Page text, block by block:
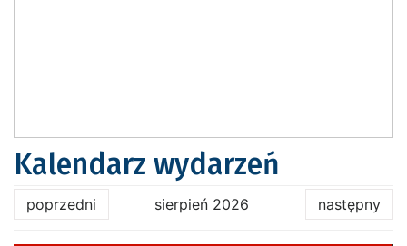
Kalendarz wydarzeń
poprzedni sierpień 2026 następny